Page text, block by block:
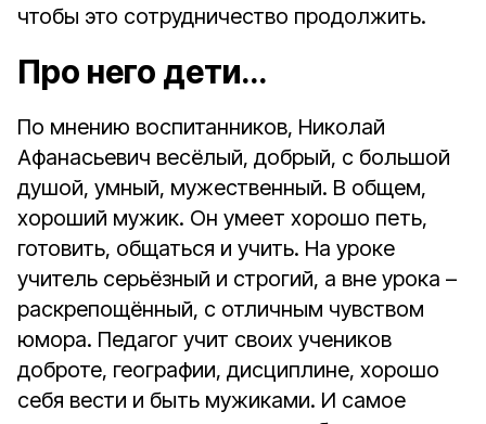
чтобы это сотрудничество продолжить.
Про него дети…
По мнению воспитанников, Николай
Афанасьевич весёлый, добрый, с большой
душой, умный, мужественный. В общем,
хороший мужик. Он умеет хорошо петь,
готовить, общаться и учить. На уроке
учитель серьёзный и строгий, а вне урока –
раскрепощённый, с отличным чувством
юмора. Педагог учит своих учеников
доброте, географии, дисциплине, хорошо
себя вести и быть мужиками. И самое